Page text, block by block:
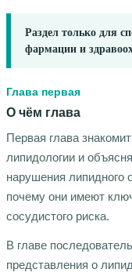
Раздел только для
фармации и
Глава первая
О чём глава
Первая глава
липидологии и
нарушения липидного
почему они имеют
сосудистого риска.
В главе
представления о